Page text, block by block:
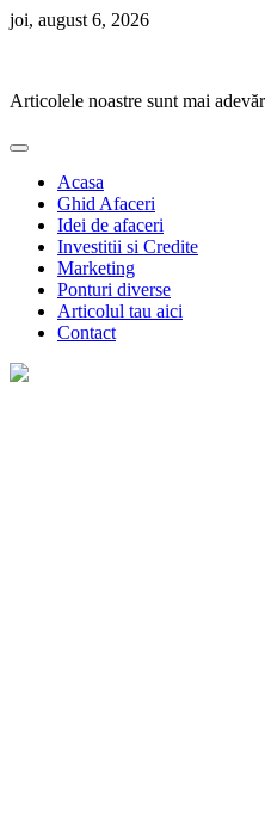
Skip
joi, august 6, 2026
Articolele noastre sunt mai
Acasa
Ghid Afaceri
Idei de afaceri
Investitii si Credite
Marketing
Ponturi diverse
Articolul tau aici
Contact